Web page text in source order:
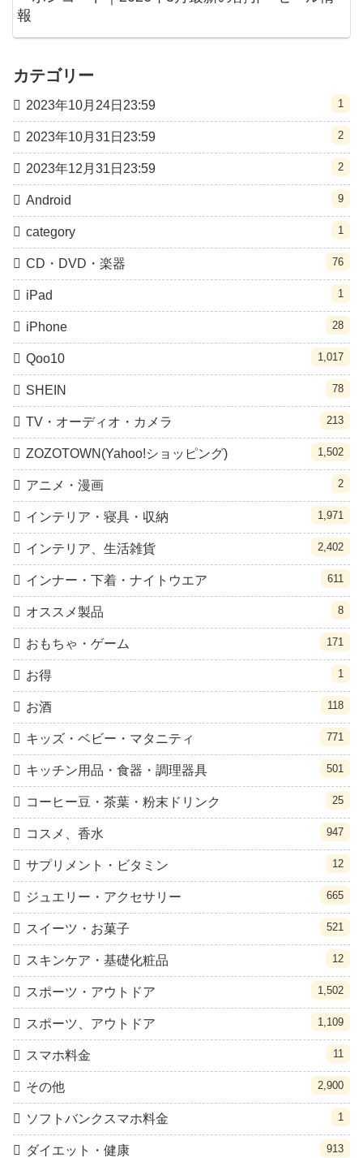
報
カテゴリー
2023年10月24日23:59 1
2023年10月31日23:59 2
2023年12月31日23:59 2
Android 9
category 1
CD・DVD・楽器 76
iPad 1
iPhone 28
Qoo10 1,017
SHEIN 78
TV・オーディオ・カメラ 213
ZOZOTOWN(Yahoo!ショッピング) 1,502
アニメ・漫画 2
インテリア・寝具・収納 1,971
インテリア、生活雑貨 2,402
インナー・下着・ナイトウエア 611
オススメ製品 8
おもちゃ・ゲーム 171
お得 1
お酒 118
キッズ・ベビー・マタニティ 771
キッチン用品・食器・調理器具 501
コーヒー豆・茶葉・粉末ドリンク 25
コスメ、香水 947
サプリメント・ビタミン 12
ジュエリー・アクセサリー 665
スイーツ・お菓子 521
スキンケア・基礎化粧品 12
スポーツ・アウトドア 1,502
スポーツ、アウトドア 1,109
スマホ料金 11
その他 2,900
ソフトバンクスマホ料金 1
ダイエット・健康 913